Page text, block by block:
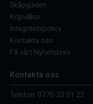
Skåpguiden
Köpvillkor
Integritetspolicy
Kontakta oss
Få vårt Nyhetsbrev
Kontakta oss
Telefon: 0770-22 01 22